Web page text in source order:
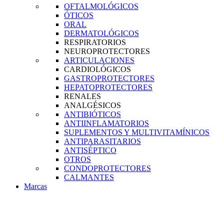
OFTALMOLÓGICOS
ÓTICOS
ORAL
DERMATOLÓGICOS
RESPIRATORIOS
NEUROPROTECTORES
ARTICULACIONES
CARDIOLÓGICOS
GASTROPROTECTORES
HEPATOPROTECTORES
RENALES
ANALGÉSICOS
ANTIBIÓTICOS
ANTIINFLAMATORIOS
SUPLEMENTOS Y MULTIVITAMÍNICOS
ANTIPARASITARIOS
ANTISÉPTICO
OTROS
CONDOPROTECTORES
CALMANTES
Marcas